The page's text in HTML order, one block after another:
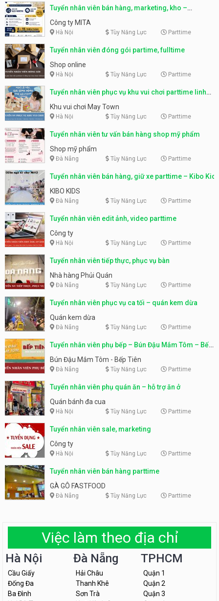
Tuyển nhân viên bán hàng, marketing, kho –
parttime, fulltime
Công ty MITA
Hà Nội Tùy Năng Lực Parttime
Tuyển nhân viên đóng gói partime, fulltime
Shop online
Hà Nội Tùy Năng Lực Parttime
Tuyển nhân viên phục vụ khu vui chơi parttime linh
động
Khu vui chơi May Town
Hà Nội Tùy Năng Lực Parttime
Tuyển nhân viên tư vấn bán hàng shop mỹ phẩm
Shop mỹ phẩm
Đà Nẵng Tùy Năng Lực Parttime
Tuyển nhân viên bán hàng, giữ xe parttime – Kibo Kid
KIBO KIDS
Đà Nẵng Tùy Năng Lực Parttime
Tuyển nhân viên edit ảnh, video parttime
Công ty
Hà Nội Tùy Năng Lực Parttime
Tuyển nhân viên tiếp thực, phục vụ bàn
Nhà hàng Phủi Quán
Đà Nẵng Tùy Năng Lực Parttime
Tuyển nhân viên phục vụ ca tối – quán kem dừa
Quán kem dừa
Đà Nẵng Tùy Năng Lực Parttime
Tuyển nhân viên phụ bếp – Bún Đậu Mắm Tôm – Bếp
Tiên
Bún Đậu Mắm Tôm - Bếp Tiên
Đà Nẵng Tùy Năng Lực Parttime
Tuyển nhân viên phụ quán ăn – hỗ trợ ăn ở
Quán bánh đa cua
Hà Nội Tùy Năng Lực Parttime
Tuyển nhân viên sale, marketing
Công ty
Hà Nội Tùy Năng Lực Parttime
Tuyển nhân viên bán hàng parttime
GÀ GÔ FASTFOOD
Đà Nẵng Tùy Năng Lực Parttime
Việc làm theo địa chỉ
Hà Nội
Cầu Giấy
Đống Đa
Ba Đình
Đà Nẵng
Hải Châu
Thanh Khê
Sơn Trà
TPHCM
Quận 1
Quận 2
Quận 3